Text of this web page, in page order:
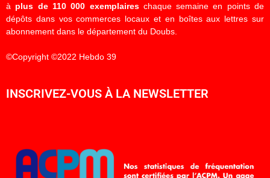
à plus de 110 000 exemplaireschaque semaine en points de
dépôts dans vos commerces locaux et en boîtes aux lettres sur
abonnement dans le département du Doubs.
©Copyright ©2022 Hebdo 39
INSCRIVEZ-VOUS À LA NEWSLETTER